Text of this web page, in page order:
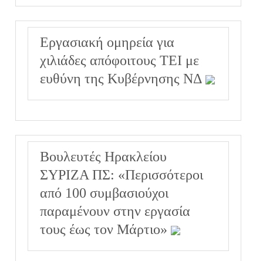
Εργασιακή ομηρεία για
χιλιάδες απόφοιτους ΤΕΙ με
ευθύνη της Κυβέρνησης ΝΔ
Βουλευτές Ηρακλείου
ΣΥΡΙΖΑ ΠΣ: «Περισσότεροι
από 100 συμβασιούχοι
παραμένουν στην εργασία
τους έως τον Μάρτιο»